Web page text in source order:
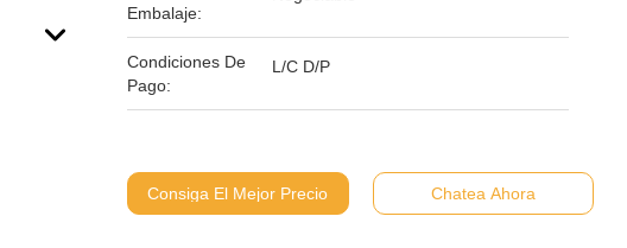
Embalaje:
Condiciones De
Pago:
L/C D/P
Consiga El Mejor Precio Chatea Ahora